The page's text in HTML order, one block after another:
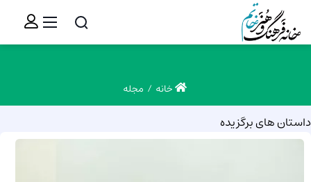
خانه مجله
داستان های برگزیده